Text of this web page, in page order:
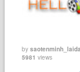
by
5981 views